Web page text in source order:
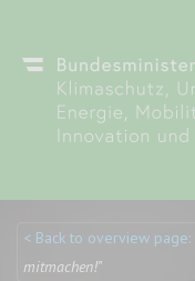
Discuto
Discuto
< Back to overview page:
mitmachen!"